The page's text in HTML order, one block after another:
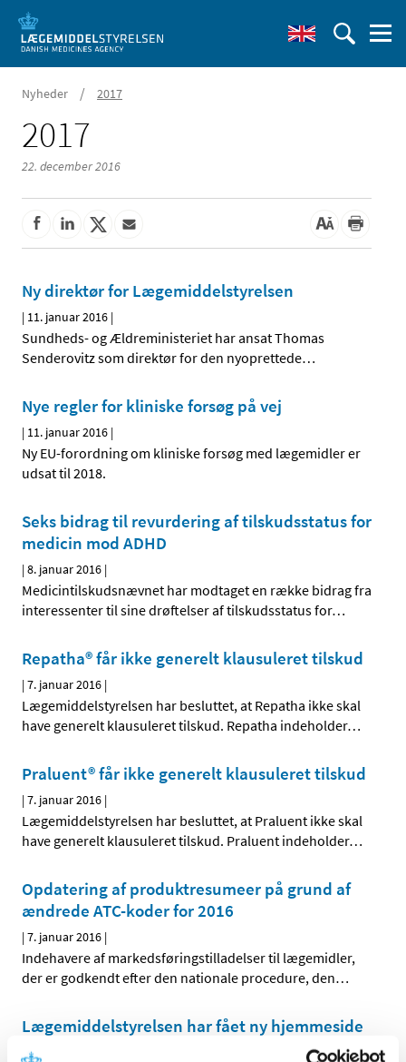
Nyheder / 2017
2017
22. december 2016
Ny direktør for Lægemiddelstyrelsen
| 11. januar 2016 |
Sundheds- og Ældreministeriet har ansat Thomas
Senderovitz som direktør for den nyoprettede…
Nye regler for kliniske forsøg på vej
| 11. januar 2016 |
Ny EU-forordning om kliniske forsøg med lægemidler er
udsat til 2018.
Seks bidrag til revurdering af tilskudsstatus for
medicin mod ADHD
|8. januar 2016 |
Medicintilskudsnævnet har modtaget en række bidrag fra
interessenter til sine drøftelser af tilskudsstatus for…
Repatha® får ikke generelt klausuleret tilskud
|7. januar 2016 |
Lægemiddelstyrelsen har besluttet, at Repatha ikke skal
have generelt klausuleret tilskud. Repatha indeholder…
Praluent® får ikke generelt klausuleret tilskud
|7. januar 2016 |
Lægemiddelstyrelsen har besluttet, at Praluent ikke skal
have generelt klausuleret tilskud. Praluent indeholder…
Opdatering af produktresumeer på grund af
ændrede ATC-koder for 2016
|7. januar 2016 |
Indehavere af markedsføringstilladelser til lægemidler,
der er godkendt efter den nationale procedure, den…
Lægemiddelstyrelsen har fået ny hjemmeside
4. januar 2016